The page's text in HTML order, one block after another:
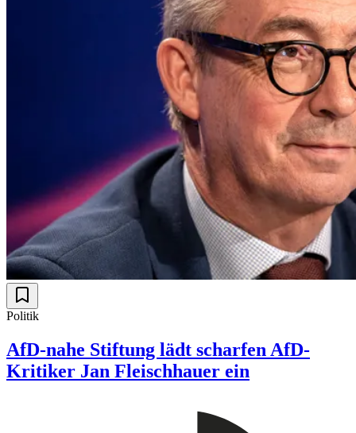
Politik
AfD-nahe Stiftung lädt scharfen AfD-
Kritiker Jan Fleischhauer ein